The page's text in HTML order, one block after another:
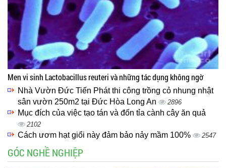
Men vi sinh Lactobacillus reuteri và những tác dụng không ngờ
Nhà Vườn Đức Tiến Phát thi công trồng cỏ nhung nhật
sân vườn 250m2 tại Đức Hòa Long An
2896
Mục đích của việc tạo tán và đốn tỉa cành cây ăn quả
2102
Cách ươm hạt giổi này đảm bảo nảy mầm 100% 2547
GÓC NGHỀ NGHIỆP